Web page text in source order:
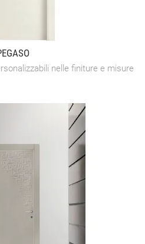
nelle finiture e misure